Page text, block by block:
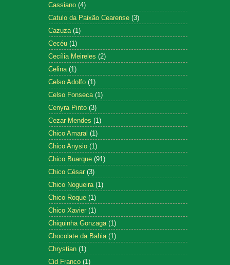
Cassiano (4)
Catulo da Paixão Cearense (3)
Cazuza (1)
Cecéu (1)
Cecília Meireles (2)
Celina (1)
Celso Adolfo (1)
Celso Fonseca (1)
Cenyra Pinto (3)
Cezar Mendes (1)
Chico Amaral (1)
Chico Anysio (1)
Chico Buarque (91)
Chico César (3)
Chico Nogueira (1)
Chico Roque (1)
Chico Xavier (1)
Chiquinha Gonzaga (1)
Chocolate da Bahia (1)
Chrystian (1)
Cid Franco (1)